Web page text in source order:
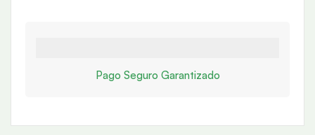
Pago Seguro Garantizado